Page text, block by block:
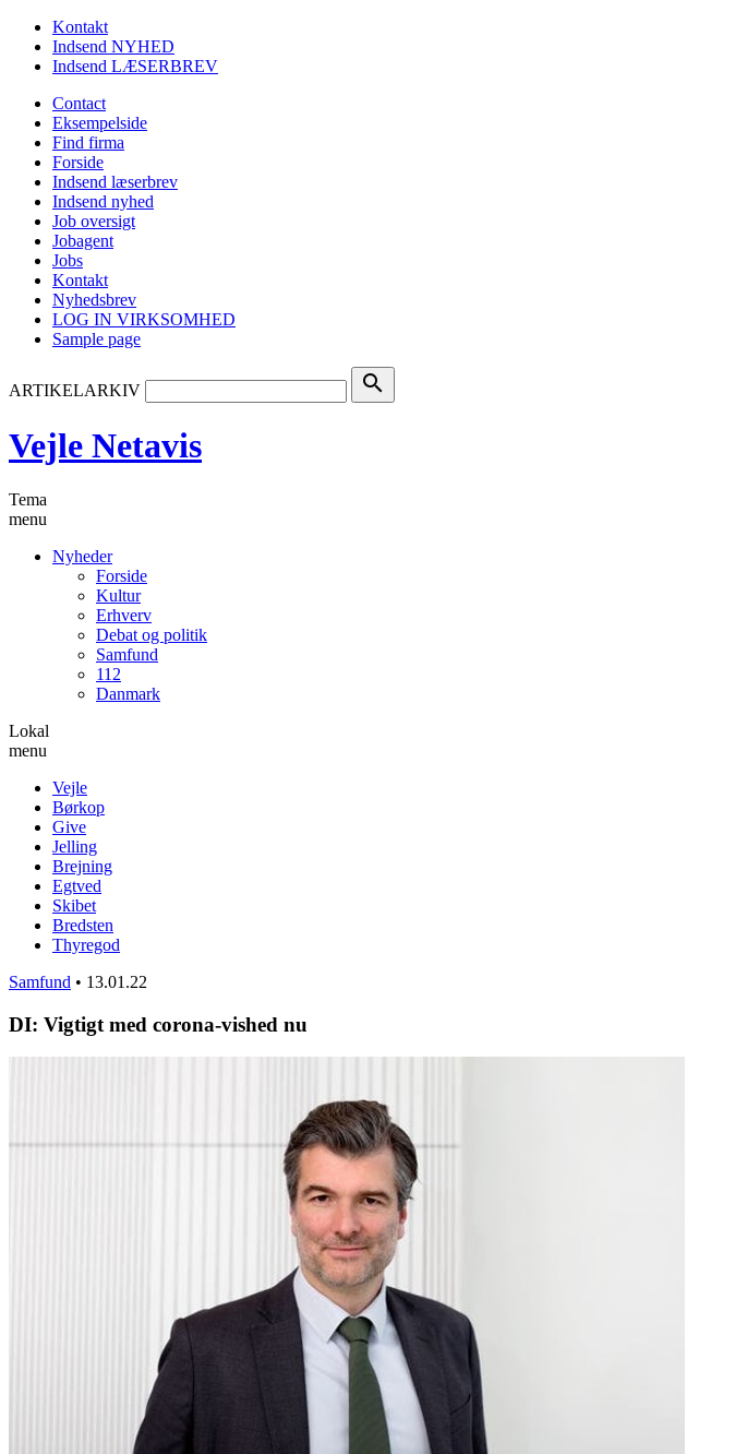
Kontakt
Indsend NYHED
Indsend LÆSERBREV
Contact
Eksempelside
Find firma
Forside
Indsend læserbrev
Indsend nyhed
Job oversigt
Jobagent
Jobs
Kontakt
Nyhedsbrev
LOG IN VIRKSOMHED
Sample page
ARTIKELARKIV search
Vejle Netavis
Tema
menu
Nyheder
Forside
Kultur
Erhverv
Debat og politik
Samfund
112
Danmark
Lokal
menu
Vejle
Børkop
Give
Jelling
Brejning
Egtved
Skibet
Bredsten
Thyregod
Samfund • 13.01.22
DI: Vigtigt med corona-vished nu